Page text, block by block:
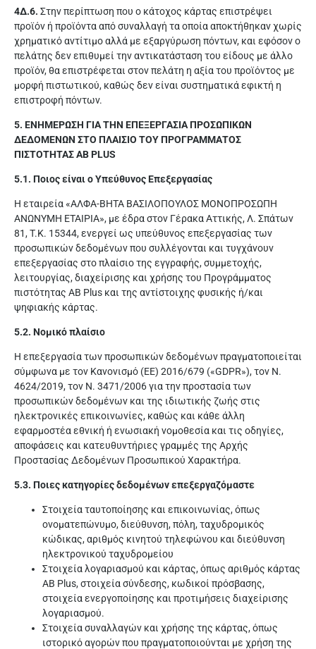
4Δ.6. Στην περίπτωση που ο κάτοχος κάρτας επιστρέψει
προϊόν ή προϊόντα από συναλλαγή τα οποία αποκτήθηκαν χωρίς
χρηματικό αντίτιμο αλλά με εξαργύρωση πόντων, και εφόσον ο
πελάτης δεν επιθυμεί την αντικατάσταση του είδους με άλλο
προϊόν, θα επιστρέφεται στον πελάτη η αξία του προϊόντος με
μορφή πιστωτικού, καθώς δεν είναι συστηματικά εφικτή η
επιστροφή πόντων.
5. ΕΝΗΜΕΡΩΣΗ ΓΙΑ ΤΗΝ ΕΠΕΞΕΡΓΑΣΙΑ ΠΡΟΣΩΠΙΚΩΝ
ΔΕΔΟΜΕΝΩΝ ΣΤΟ ΠΛΑΙΣΙΟ ΤΟΥ ΠΡΟΓΡΑΜΜΑΤΟΣ
ΠΙΣΤΟΤΗΤΑΣ AB PLUS
5.1. Ποιος είναι ο Υπεύθυνος Επεξεργασίας
Η εταιρεία «ΑΛΦΑ-ΒΗΤΑ ΒΑΣΙΛΟΠΟΥΛΟΣ ΜΟΝΟΠΡΟΣΩΠΗ
ΑΝΩΝΥΜΗ ΕΤΑΙΡΙΑ», με έδρα στον Γέρακα Αττικής, Λ. Σπάτων
81, Τ.Κ. 15344, ενεργεί ως υπεύθυνος επεξεργασίας των
προσωπικών δεδομένων που συλλέγονται και τυγχάνουν
επεξεργασίας στο πλαίσιο της εγγραφής, συμμετοχής,
λειτουργίας, διαχείρισης και χρήσης του Προγράμματος
πιστότητας AB Plus και της αντίστοιχης φυσικής ή/και
ψηφιακής κάρτας.
5.2. Νομικό πλαίσιο
Η επεξεργασία των προσωπικών δεδομένων πραγματοποιείται
σύμφωνα με τον Κανονισμό (ΕΕ) 2016/679 («GDPR»), τον Ν.
4624/2019, τον Ν. 3471/2006 για την προστασία των
προσωπικών δεδομένων και της ιδιωτικής ζωής στις
ηλεκτρονικές επικοινωνίες, καθώς και κάθε άλλη
εφαρμοστέα εθνική ή ενωσιακή νομοθεσία και τις οδηγίες,
αποφάσεις και κατευθυντήριες γραμμές της Αρχής
Προστασίας Δεδομένων Προσωπικού Χαρακτήρα.
5.3. Ποιες κατηγορίες δεδομένων επεξεργαζόμαστε
Στοιχεία ταυτοποίησης και επικοινωνίας, όπως
ονοματεπώνυμο, διεύθυνση, πόλη, ταχυδρομικός
κώδικας, αριθμός κινητού τηλεφώνου και διεύθυνση
ηλεκτρονικού ταχυδρομείου
Στοιχεία λογαριασμού και κάρτας, όπως αριθμός κάρτας
AB Plus, στοιχεία σύνδεσης, κωδικοί πρόσβασης,
στοιχεία ενεργοποίησης και προτιμήσεις διαχείρισης
λογαριασμού.
Στοιχεία συναλλαγών και χρήσης της κάρτας, όπως
ιστορικό αγορών που πραγματοποιούνται με χρήση της